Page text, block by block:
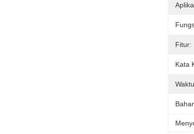
Fitur:
Kata